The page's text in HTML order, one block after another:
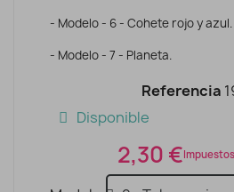
- Modelo - 6 - Cohete rojo y azul.
- Modelo - 7 - Planeta.
Referencia
Disponible
2,30 €